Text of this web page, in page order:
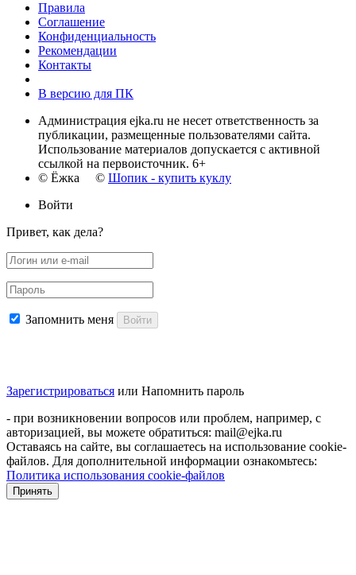
Правила
Соглашение
Конфиденциальность
Рекомендации
Контакты
В версию для ПК
Администрация ejka.ru не несет ответственность за
публикации, размещенные пользователями сайта.
Использование материалов допускается с активной
ссылкой на первоисточник. 6+
© Ёжка © Шопик - купить куклу
Войти
Привет, как дела?
Запомнить меня Войти
Зарегистрироваться или Напомнить пароль
- при возникновении вопросов или проблем, например, с
авторизацией, вы можете обратиться: mail@ejka.ru
Оставаясь на сайте, вы соглашаетесь на использование cookie-
файлов. Для дополнительной информации ознакомьтесь:
Политика использования cookie-файлов
Принять